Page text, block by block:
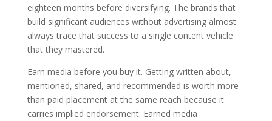
eighteen months before diversifying. The brands that
build significant audiences without advertising almost
always trace that success to a single content vehicle
that they mastered.
Earn media before you buy it. Getting written about,
mentioned, shared, and recommended is worth more
than paid placement at the same reach because it
carries implied endorsement. Earned media